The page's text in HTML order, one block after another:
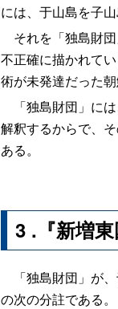
には、于山島を子
それを「独島財
不正確に描かれて
術が未発達だった
「独島財団」に
解釈するからで、
ある。
3 . 『新増
「独島財団」が、
の次の分註である。